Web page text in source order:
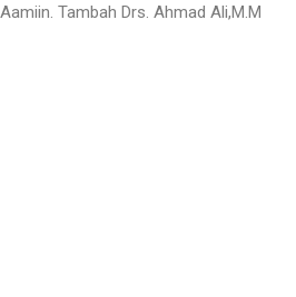
Tambah Drs. Ahmad Ali,M.M